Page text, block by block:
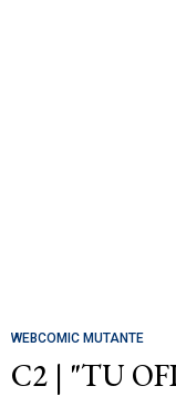
WEBCOMIC MUTANTE
C2 | "TU